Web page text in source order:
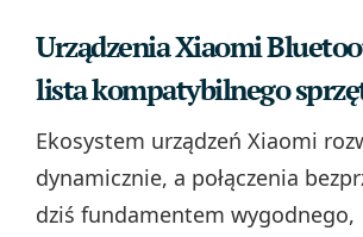
Urządzenia Xiaomi
lista kompatybilnego
Ekosystem urządzeń Xiaomi
dynamicznie, a połączenia
dziś fundamentem wygodnego,